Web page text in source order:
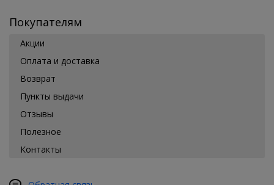
Покупателям
Акции
Оплата и доставка
Возврат
Пункты выдачи
Отзывы
Полезное
Контакты